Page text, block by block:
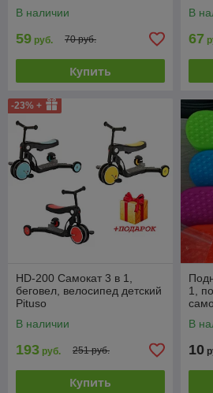
В наличии
59 руб. 70 руб.
Купить
8523
В
67
-23% +
HD-200 Самокат 3 в 1,
беговел, велосипед детский
Pituso
В наличии
193 руб. 251 руб.
Купить
1,
В
10